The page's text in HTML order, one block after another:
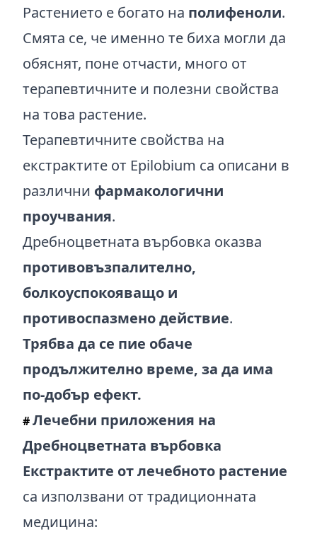
Растението е богато на полифеноли.
Смята се, че именно те биха могли да
обяснят, поне отчасти, много от
терапевтичните и полезни свойства
на това растение.
Терапевтичните свойства на
екстрактите от Epilobium са описани в
различни фармакологични
проучвания.
Дребноцветната върбовка оказва
противовъзпалително,
болкоуспокояващо и
противоспазмено действие.
Трябва да се пие обаче
продължително време, за да има
по-добър ефект.
#Лечебни приложения на
Дребноцветната върбовка
Екстрактите от лечебното растение
са използвани от традиционната
медицина: